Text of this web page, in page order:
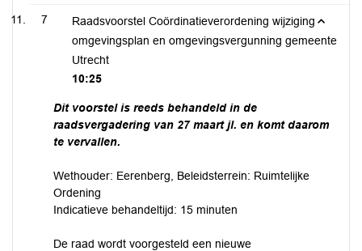
7
Raadsvoorstel Coördinatieverordening wijziging
omgevingsplan en omgevingsvergunning gemeente
Utrecht
10:25
Dit voorstel is reeds behandeld in de
raadsvergadering van 27 maart jl. en komt daarom
te vervallen.
Wethouder: Eerenberg, Beleidsterrein: Ruimtelijke
Ordening
Indicatieve behandeltijd: 15 minuten
De raad wordt voorgesteld een nieuwe